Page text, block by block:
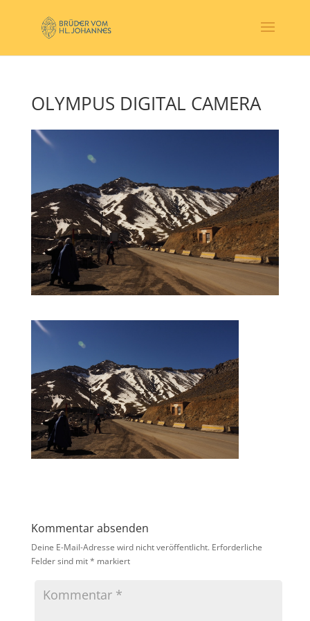
OLYMPUS DIGITAL CAMERA
Kommentar absenden
Deine E-Mail-Adresse wird nicht veröffentlicht. Erforderliche
Felder sind mit* markiert